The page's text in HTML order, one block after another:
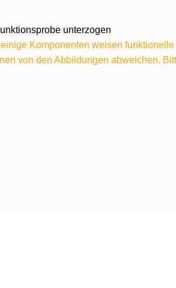
unterzogen
Komponenten weisen
von den Abbildungen abweichen.